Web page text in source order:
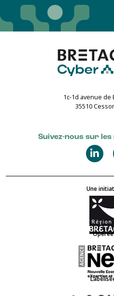
1c-1d avenue de
35510
Suivez-nous sur les
Une